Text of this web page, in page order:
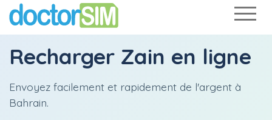
Recharger Zain en ligne
Envoyez facilement et rapidement de l'argent à
Bahrain.